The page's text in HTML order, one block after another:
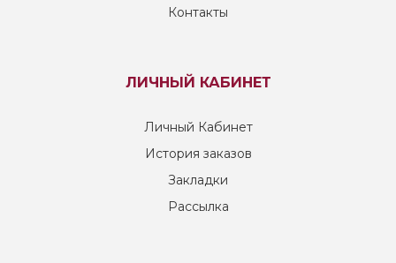
Контакты
ЛИЧНЫЙ КАБИНЕТ
Личный Кабинет
История заказов
Закладки
Рассылка